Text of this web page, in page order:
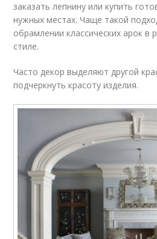
заказать лепнину или купить
нужных местах. Чаще такой
обрамлении классических арок в
стиле.
Часто декор выделяют другой
подчеркнуть красоту изделия.